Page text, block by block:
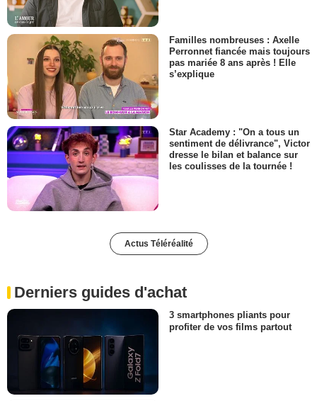
Familles nombreuses : Axelle
Perronnet fiancée mais toujours
pas mariée 8 ans après ! Elle
s’explique
Star Academy : "On a tous un
sentiment de délivrance", Victor
dresse le bilan et balance sur
les coulisses de la tournée !
Actus Téléréalité
Derniers guides d'achat
3 smartphones pliants pour
profiter de vos films partout